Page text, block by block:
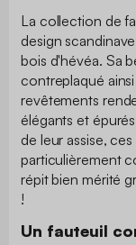
La collection de
design
bois d'hévéa. Sa
contreplaqué
revêtements
élégants et
de leur assise,
particulièrement
répit bien mérité
!
Un fauteuil